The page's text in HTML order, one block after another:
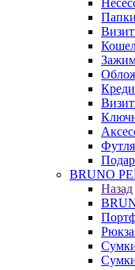
Папки
BRUNO
Назад